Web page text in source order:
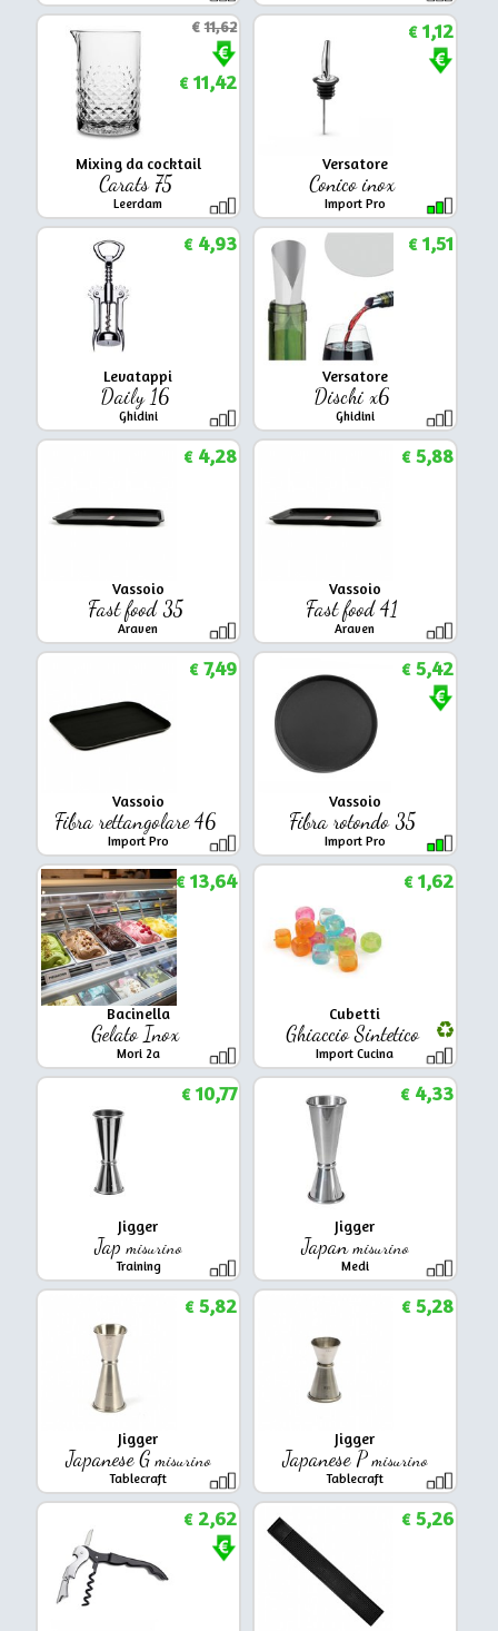
Mixing da cocktail
Carats 75
Leerdam
€11,62
€11,42
Versatore
Conico inox
Import Pro
€1,12
Levatappi
Daily 16
Ghidini
€4,93
Versatore
Dischi x6
Ghidini
€1,51
Vassoio
Fast food 35
Araven
€4,28
Vassoio
Fast food 41
Araven
€5,88
Vassoio
Fibra rettangolare 46
Import Pro
€7,49
Vassoio
Fibra rotondo 35
Import Pro
€5,42
Bacinella
Gelato Inox
Mori 2a
€13,64
Cubetti
Ghiaccio Sintetico
Import Cucina
€1,62
Jigger
Japmisurino
Training
€10,77
Jigger
Japanmisurino
Medi
€4,33
Jigger
Japanese Gmisurino
Tablecraft
€5,82
Jigger
Japanese Pmisurino
Tablecraft
€5,28
€2,62 €5,26